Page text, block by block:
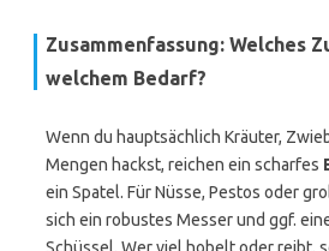
Zusammenfassung: Welches
welchem Bedarf?
Wenn du hauptsächlich Kräuter,
Mengen hackst, reichen ein scharfes
ein Spatel. Für Nüsse, Pestos oder
sich ein robustes Messer und ggf.